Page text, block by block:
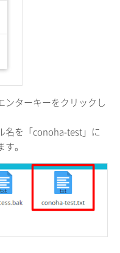
ンターキーをクリックし
名を「conoha-test」に
。